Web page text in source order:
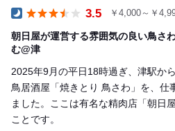
3.5 ￥4,000～￥
朝日屋が運営する雰囲気の良い鳥さ
む@津
2025年9月の平日18時過ぎ、津駅か
鳥居酒屋「焼きとり 鳥さわ」を、仕
ました。ここは有名な精肉店「朝日
ことです。